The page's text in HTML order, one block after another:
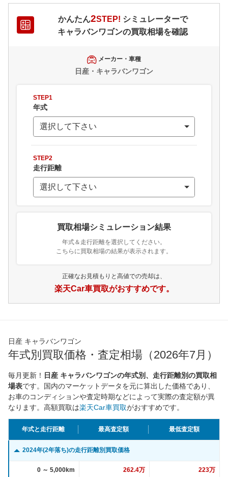
かんたん2STEP! シミュレーターで
キャラバンワゴンの買取相場を確認
メーカー・車種
日産・キャラバンワゴン
STEP1
年式
STEP2
走行距離
買取相場シミュレーション結果
年式＆走行距離を選択してください。
こちらに買取相場の結果が表示されます。
正確なお見積もりと高値での売却は、
楽天Car車買取がおすすめです。
日産 キャラバンワゴン
年式別買取価格・査定相場（2026年7月）
毎月更新！ 日産 キャラバンワゴンの年式別、走行距離別の買取相
場表です。国内のマーケットデータを元に算出した価格であり、
お車のコンディションや査定時期などによって実際の査定額が異
なります。高額買取は楽天Car車買取がおすすめです。
年式と走行距離 最高査定額 最低査定額
2024年(2年落ち)の走行距離別買取価格
0 ～ 5,000km 262.4万 223万